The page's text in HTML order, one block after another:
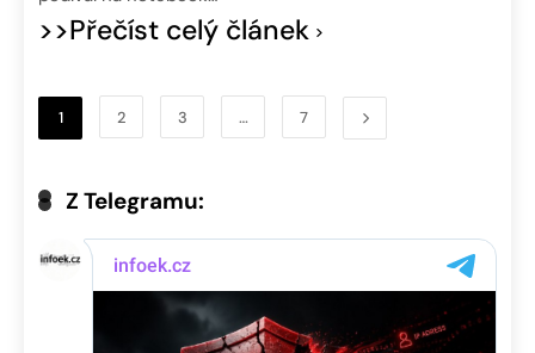
>>Přečíst celý článek
1 2 3 … 7
Z Telegramu: